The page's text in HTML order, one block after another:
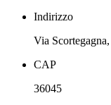
Indirizzo
Via
CAP
36045